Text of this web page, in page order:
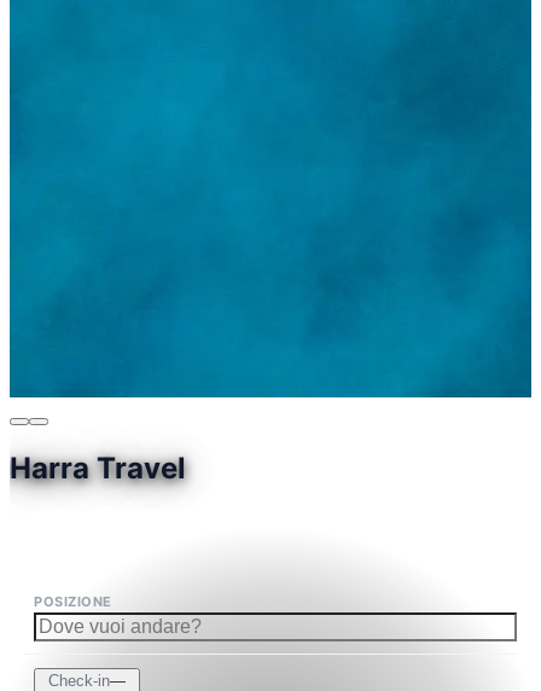
Harra Travel
POSIZIONE
Check-in—